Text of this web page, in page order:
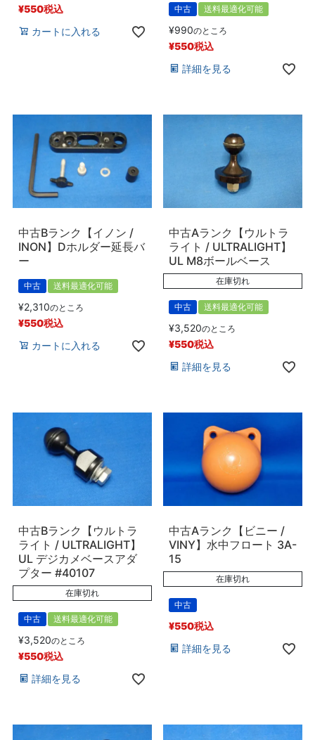
¥550税込
カートに入れる
中古 送料最適化可能
¥990のところ
¥550税込
詳細を見る
中古Bランク【イノン /
INON】Dホルダー延長バ
ー
中古 送料最適化可能
¥2,310のところ
¥550税込
カートに入れる
中古Aランク【ウルトラ
ライト / ULTRALIGHT】
UL M8ボールベース
在庫切れ
中古 送料最適化可能
¥3,520のところ
¥550税込
詳細を見る
中古Bランク【ウルトラ
ライト / ULTRALIGHT】
UL デジカメベースアダ
プター #40107
在庫切れ
中古 送料最適化可能
¥3,520のところ
¥550税込
詳細を見る
中古Aランク【ビニー /
VINY】水中フロート 3A-
15
在庫切れ
中古
¥550税込
詳細を見る